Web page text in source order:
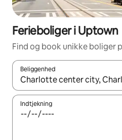
Ferieboliger i Uptown
Find og book unikke boliger
Beliggenhed
Når resultaterne er
Indtjekning